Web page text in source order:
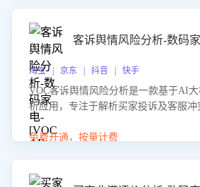
客诉舆情风险分析-数码
淘宝 | 京东 | 抖音 | 快手
VOC客诉舆情风险分析是一款基于AI
析应用，专注于解析买家投诉及客服
准防控舆情风险。该产品通过智能定位
别客户情绪、归因争议根源，并客观评
能力，阻断差评扩散，维护品牌声誉，
免费开通，按量计费